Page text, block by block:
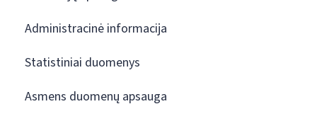
Administracinė informacija
Statistiniai duomenys
Asmens duomenų apsauga